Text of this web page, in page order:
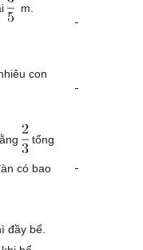
m.
con
tổng
có bao
đầy bể.